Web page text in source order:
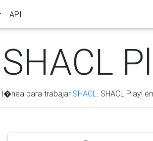
API
SHACL
l�nea para trabajar SHACL . SHACL Play!